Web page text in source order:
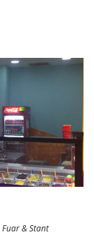
Fuar & Stant